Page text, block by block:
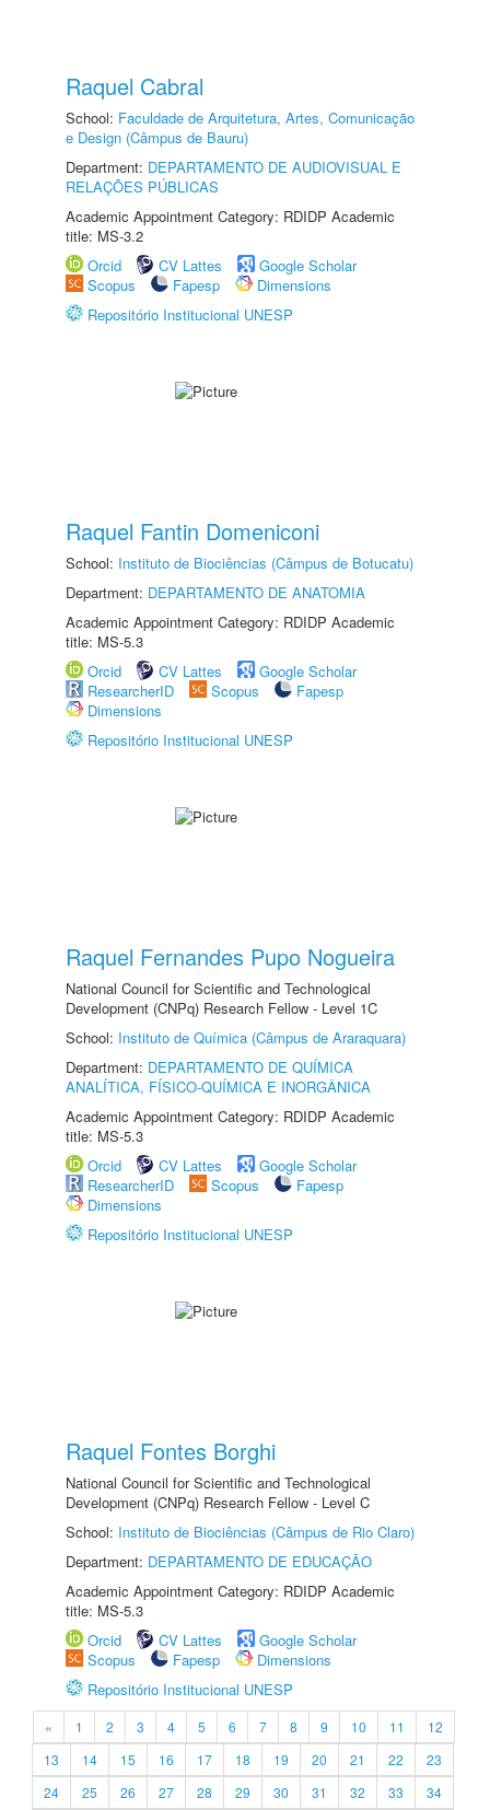
Raquel Cabral
School: Faculdade de Arquitetura, Artes, Comunicação
e Design (Câmpus de Bauru)
Department: DEPARTAMENTO DE AUDIOVISUAL E
RELAÇÕES PÚBLICAS
Academic Appointment Category: RDIDP Academic
title: MS-3.2
Orcid
CV Lattes
Google Scholar
Scopus
Fapesp
Dimensions
Repositório Institucional UNESP
Raquel Fantin Domeniconi
School: Instituto de Biociências (Câmpus de Botucatu)
Department: DEPARTAMENTO DE ANATOMIA
Academic Appointment Category: RDIDP Academic
title: MS-5.3
Orcid
CV Lattes
Google Scholar
ResearcherID
Scopus
Fapesp
Dimensions
Repositório Institucional UNESP
Raquel Fernandes Pupo Nogueira
National Council for Scientific and Technological
Development (CNPq) Research Fellow - Level 1C
School: Instituto de Química (Câmpus de Araraquara)
Department: DEPARTAMENTO DE QUÍMICA
ANALÍTICA, FÍSICO-QUÍMICA E INORGÂNICA
Academic Appointment Category: RDIDP Academic
title: MS-5.3
Orcid
CV Lattes
Google Scholar
ResearcherID
Scopus
Fapesp
Dimensions
Repositório Institucional UNESP
Raquel Fontes Borghi
National Council for Scientific and Technological
Development (CNPq) Research Fellow - Level C
School: Instituto de Biociências (Câmpus de Rio Claro)
Department: DEPARTAMENTO DE EDUCAÇÃO
Academic Appointment Category: RDIDP Academic
title: MS-5.3
Orcid
CV Lattes
Google Scholar
Scopus
Fapesp
Dimensions
Repositório Institucional UNESP
« 1 2 3 4 5 6 7 8 9 10 11
12
13
14 15 16 17 18 19 20 21 22
23
24
25 26 27 28 29 30 31 32 33
34